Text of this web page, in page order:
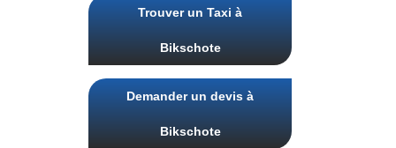
Trouver un Taxi à
Bikschote
Demander un devis à
Bikschote